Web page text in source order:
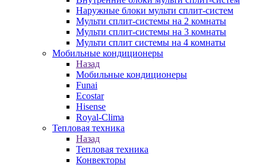
Наружные блоки мульти сплит-систем
Мульти сплит-системы на 2 комнаты
Мульти сплит-системы на 3 комнаты
Мульти сплит системы на 4 комнаты
Мобильные кондиционеры
Назад
Мобильные кондиционеры
Funai
Ecostar
Hisense
Royal-Clima
Тепловая техника
Назад
Тепловая техника
Конвекторы